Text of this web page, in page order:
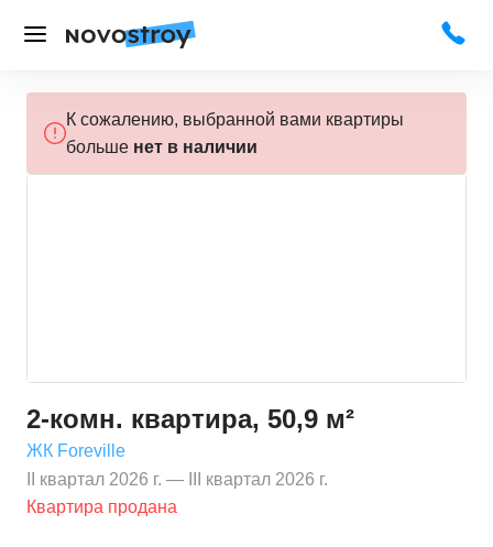
К сожалению, выбранной вами квартиры
больше нет в наличии
2-комн. квартира, 50,9 м²
ЖК Foreville
II квартал 2026 г. — III квартал 2026 г.
Квартира продана